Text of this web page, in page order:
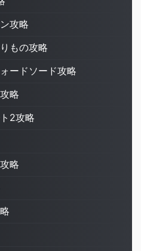
攻略
もの攻略
ードソード攻略
略
2攻略
略